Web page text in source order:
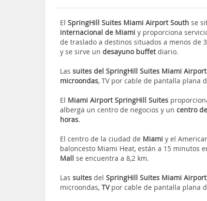
El SpringHill Suites Miami Airport South se
internacional de Miami y proporciona
de traslado a destinos situados a menos de
y se sirve undesayuno buffetdiario.
Lassuites del SpringHill Suites Miami
microondas, TV por cable de pantalla plana
El Miami Airport SpringHill Suites
alberga un centro de negocios y uncentro
horas.
El centro de la ciudad de Miamiy el
baloncesto Miami Heat, están a 15 minutos
Mall se encuentra a 8,2 km.
Lassuites delSpringHill Suites Miami
microondas,TV por cable de pantalla plana